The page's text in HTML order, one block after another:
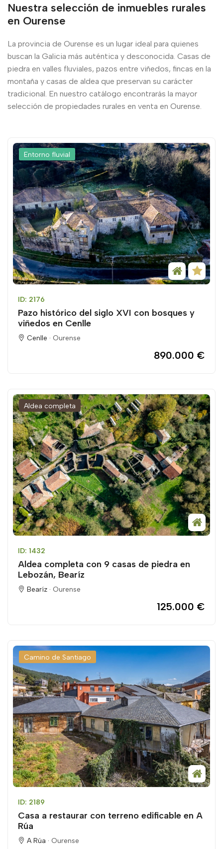
Nuestra selección de inmuebles rurales
en Ourense
La provincia de Ourense es un lugar ideal para quienes
buscan la Galicia más auténtica y desconocida. Casas de
piedra en valles fluviales, pazos entre viñedos, fincas en la
montaña y casas de aldea que preservan su carácter
tradicional. En nuestro catálogo encontrarás la mayor
selección de propiedades rurales en venta en Ourense.
Entorno fluvial
ID: 2176
Pazo histórico del siglo XVI con bosques y
viñedos en Cenlle
Cenlle · Ourense
890.000 €
Aldea completa
ID: 1432
Aldea completa con 9 casas de piedra en
Lebozán, Bearíz
Bearíz · Ourense
125.000 €
Camino de Santiago
ID: 2189
Casa a restaurar con terreno edificable en A
Rúa
A Rúa · Ourense